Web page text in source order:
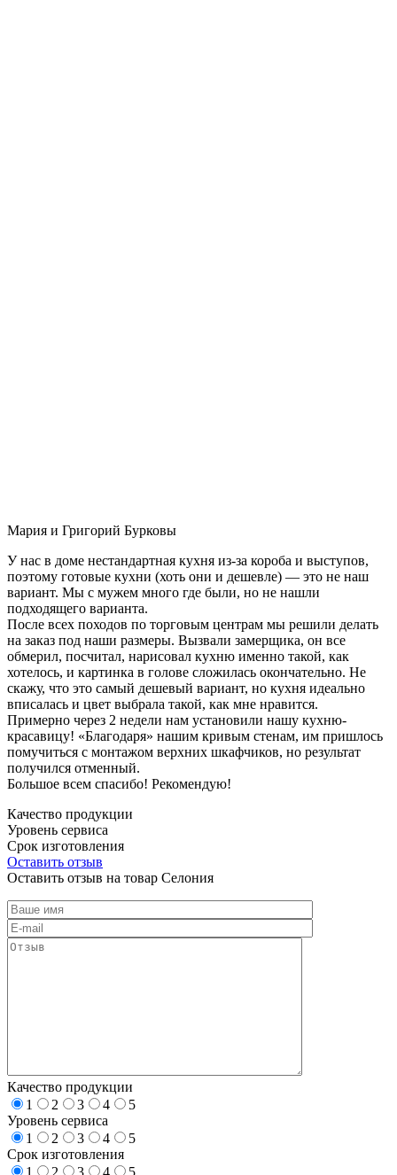
Мария и Григорий Бурковы
У нас в доме нестандартная кухня из-за короба и выступов,
поэтому готовые кухни (хоть они и дешевле) — это не наш
вариант. Мы с мужем много где были, но не нашли
подходящего варианта.
После всех походов по торговым центрам мы решили делать
на заказ под наши размеры. Вызвали замерщика, он все
обмерил, посчитал, нарисовал кухню именно такой, как
хотелось, и картинка в голове сложилась окончательно. Не
скажу, что это самый дешевый вариант, но кухня идеально
вписалась и цвет выбрала такой, как мне нравится.
Примерно через 2 недели нам установили нашу кухню-
красавицу! «Благодаря» нашим кривым стенам, им пришлось
помучиться с монтажом верхних шкафчиков, но результат
получился отменный.
Большое всем спасибо! Рекомендую!
Качество продукции
Уровень сервиса
Срок изготовления
Оставить отзыв
Оставить отзыв на товар Селония
Качество продукции
1
2 3 4
5
Уровень сервиса
1
2 3 4
5
Срок изготовления
1
2 3 4
5